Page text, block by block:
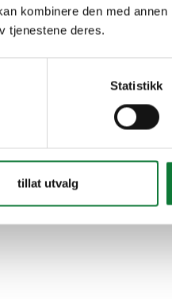
kombinere den med
tjenestene deres.
Statistikk
tillat utvalg